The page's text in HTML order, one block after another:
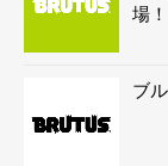
場！
ブ